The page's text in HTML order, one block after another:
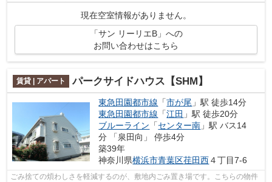
賃をカードで決済できます！ぜひご覧...
現在空室情報がありません。
「サン リーリエB」への
お問い合わせはこちら
賃貸 | アパート パークサイドハウス【SHM】
東急田園都市線 「市が尾 」駅 徒歩14分
東急田園都市線 「江田 」駅 徒歩20分
ブルーライン 「センター南 」駅 バス14
分 「泉田向」 停歩4分
築39年
神奈川県横浜市青葉区荏田西４丁目7-6
ごみ捨ての煩わしさを軽減するのが、敷地内ごみ置き場です。こちらの物件